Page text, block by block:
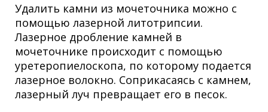
Удалить камни из мочеточника можно с
помощью лазерной литотрипсии.
Лазерное дробление камней в
мочеточнике происходит с помощью
уретеропиелоскопа, по которому подается
лазерное волокно. Соприкасаясь с камнем,
лазерный луч превращает его в песок.